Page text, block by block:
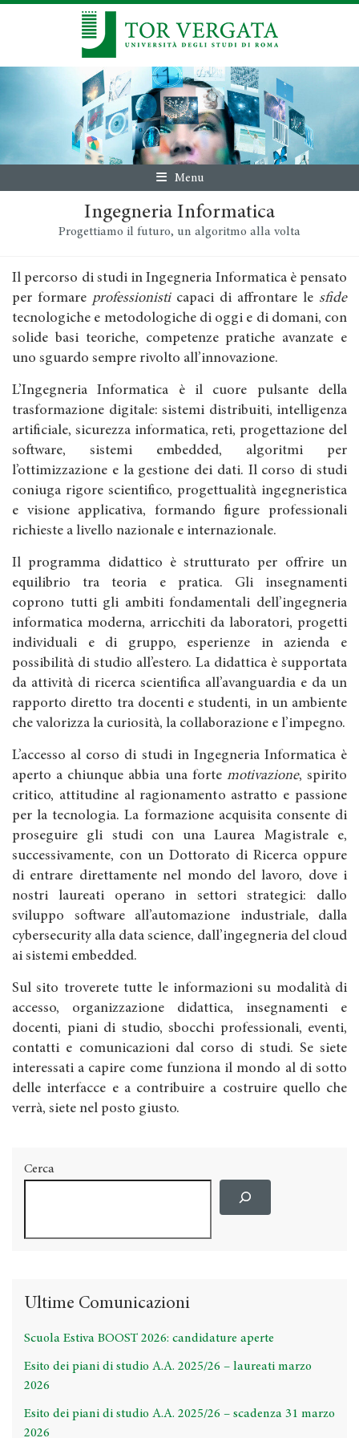
Menu
Ingegneria Informatica
Progettiamo il futuro, un algoritmo alla volta
Il percorso di studi in Ingegneria Informatica è pensato
per formare professionisticapaci di affrontare le sfide
tecnologiche e metodologiche di oggi e di domani, con
solide basi teoriche, competenze pratiche avanzate e
uno sguardo sempre rivolto all’innovazione.
L’Ingegneria Informatica è il cuore pulsante della
trasformazione digitale: sistemi distribuiti, intelligenza
artificiale, sicurezza informatica, reti, progettazione del
software, sistemi embedded, algoritmi per
l’ottimizzazione e la gestione dei dati. Il corso di studi
coniuga rigore scientifico, progettualità ingegneristica
e visione applicativa, formando figure professionali
richieste a livello nazionale e internazionale.
Il programma didattico è strutturato per offrire un
equilibrio tra teoria e pratica. Gli insegnamenti
coprono tutti gli ambiti fondamentali dell’ingegneria
informatica moderna, arricchiti da laboratori, progetti
individuali e di gruppo, esperienze in azienda e
possibilità di studio all’estero. La didattica è supportata
da attività di ricerca scientifica all’avanguardia e da un
rapporto diretto tra docenti e studenti, in un ambiente
che valorizza la curiosità, la collaborazione e l’impegno.
L’accesso al corso di studi in Ingegneria Informatica è
aperto a chiunque abbia una forte motivazione, spirito
critico, attitudine al ragionamento astratto e passione
per la tecnologia. La formazione acquisita consente di
proseguire gli studi con una Laurea Magistrale e,
successivamente, con un Dottorato di Ricerca oppure
di entrare direttamente nel mondo del lavoro, dove i
nostri laureati operano in settori strategici: dallo
sviluppo software all’automazione industriale, dalla
cybersecurity alla data science, dall’ingegneria del cloud
ai sistemi embedded.
Sul sito troverete tutte le informazioni su modalità di
accesso, organizzazione didattica, insegnamenti e
docenti, piani di studio, sbocchi professionali, eventi,
contatti e comunicazioni dal corso di studi. Se siete
interessati a capire come funziona il mondo al di sotto
delle interfacce e a contribuire a costruire quello che
verrà, siete nel posto giusto.
Cerca
Ultime Comunicazioni
Scuola Estiva BOOST 2026: candidature aperte
Esito dei piani di studio A.A. 2025/26 – laureati marzo
2026
Esito dei piani di studio A.A. 2025/26 – scadenza 31 marzo
2026